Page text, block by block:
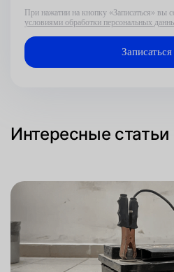
При нажатии на кнопку «Записаться» вы
условиями обработки персональных
Интересные статьи